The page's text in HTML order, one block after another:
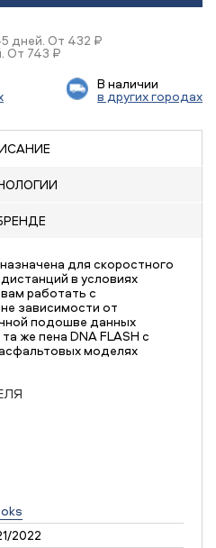
дней. От 432 ₽
От 743 ₽
В наличии
в других городах
для скоростного
в условиях
работать с
зависимости от
подошве данных
же пена DNA FLASH с
моделях
2022